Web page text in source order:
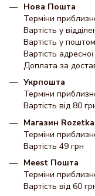
Нова Пошта
Терміни
Вартість у
Вартість у
Вартість
Доплата за
Укрпошта
Терміни
Вартість від 80
Магазин Rozetka
Терміни
Вартість 49 грн
Meest Пошта
Терміни
Вартість від 60